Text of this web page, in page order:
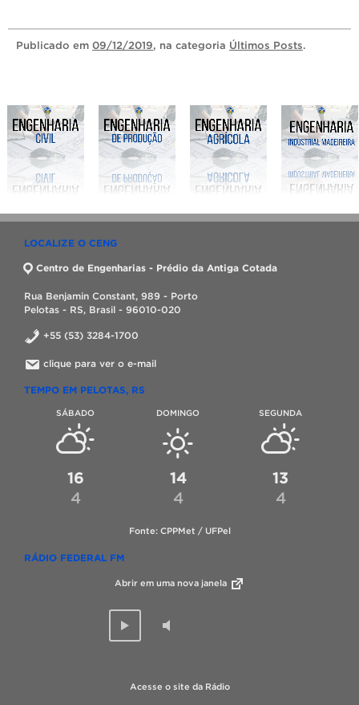
Publicado em 09/12/2019, na categoria Últimos Posts.
LOCALIZE O CENG
Centro de Engenharias - Prédio da Antiga Cotada
Rua Benjamin Constant, 989 - Porto
Pelotas - RS, Brasil - 96010-020
+55 (53) 3284-1700
clique para ver o e-mail
TEMPO EM PELOTAS, RS
SÁBADO
16
4
DOMINGO
14
4
SEGUNDA
13
4
Fonte: CPPMet / UFPel
RÁDIO FEDERAL FM
Abrir em uma nova janela
Acesse o site da Rádio